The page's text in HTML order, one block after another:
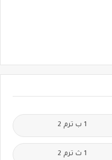
1 ب ترم 2
1 ث ترم 2